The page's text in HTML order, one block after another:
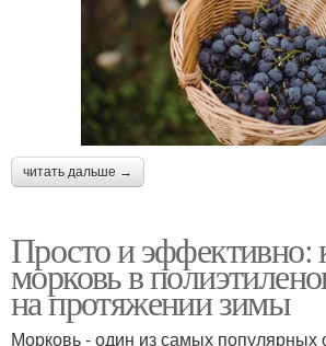
читать дальше →
Просто и эффективно:
морковь в
на протяжении зимы
Морковь - один из самых популярных